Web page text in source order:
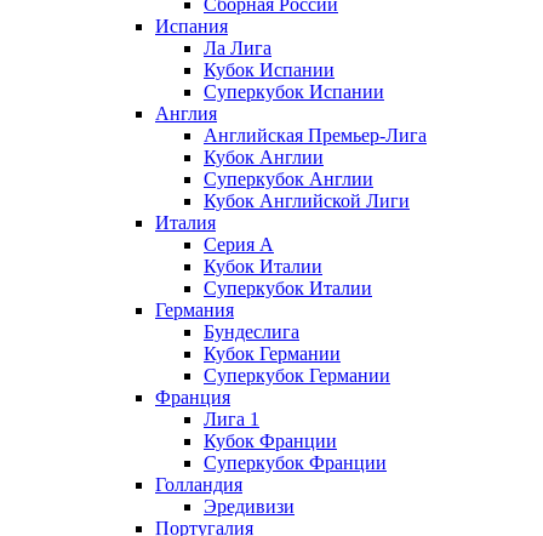
Сборная России
Испания
Ла Лига
Кубок Испании
Суперкубок Испании
Англия
Английская Премьер-Лига
Кубок Англии
Суперкубок Англии
Кубок Английской Лиги
Италия
Серия А
Кубок Италии
Суперкубок Италии
Германия
Бундеслига
Кубок Германии
Суперкубок Германии
Франция
Лига 1
Кубок Франции
Суперкубок Франции
Голландия
Эредивизи
Португалия